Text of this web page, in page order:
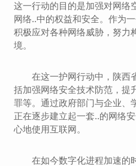
这一行动的目的是加强对网络
网络..中的权益和安全。作为
积极应对各种网络威胁，努力
境。
在这一护网行动中，陕西
括加强网络安全技术防范，提
罪等。通过政府部门与企业、
正在逐步建立起一套..的网络
心地使用互联网。
在如今数字化进程加速的